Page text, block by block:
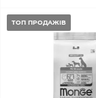
ТОП ПРОДАЖІВ